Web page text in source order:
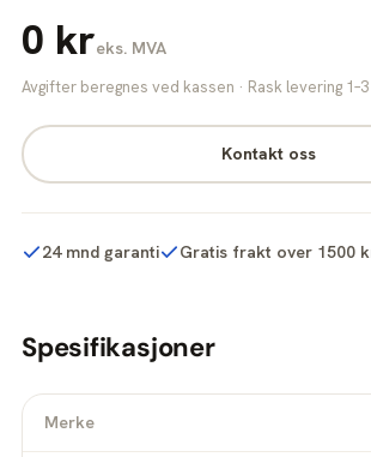
0 kreks. MVA
Avgifter beregnes ved kassen · Rask levering
Kontakt oss
24 mnd garanti Gratis frakt over 1500
Spesifikasjoner
Merke